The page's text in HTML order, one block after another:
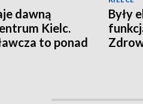
dawną
Kielc.
to ponad
Były